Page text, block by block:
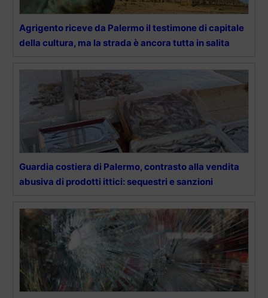
Agrigento riceve da Palermo il testimone di capitale
della cultura, ma la strada è ancora tutta in salita
Guardia costiera di Palermo, contrasto alla vendita
abusiva di prodotti ittici: sequestri e sanzioni